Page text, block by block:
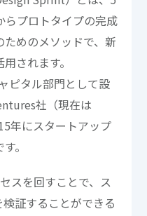
らプロトタイプの完成
めのメソッドで、新
されます。
ピタル部門として設
社（現在は
年にスタートアップ
。
スを回すことで、ス
証することができる